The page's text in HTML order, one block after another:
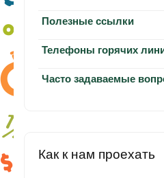
Полезные ссылки
Телефоны горячих
Часто задаваемые
Как к нам проехать